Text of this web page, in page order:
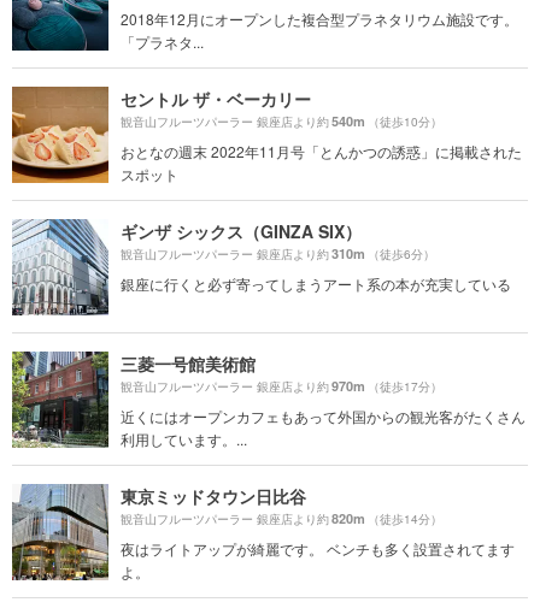
2018年12月にオープンした複合型プラネタリウム施設です。
「プラネタ...
セントル ザ・ベーカリー
観音山フルーツパーラー 銀座店より約540m （徒歩10分）
おとなの週末 2022年11月号「とんかつの誘惑」に掲載された
スポット
ギンザ シックス（GINZA SIX）
観音山フルーツパーラー 銀座店より約310m （徒歩6分）
銀座に行くと必ず寄ってしまうアート系の本が充実している
三菱一号館美術館
観音山フルーツパーラー 銀座店より約970m （徒歩17分）
近くにはオープンカフェもあって外国からの観光客がたくさん
利用しています。...
東京ミッドタウン日比谷
観音山フルーツパーラー 銀座店より約820m （徒歩14分）
夜はライトアップが綺麗です。 ベンチも多く設置されてます
よ。